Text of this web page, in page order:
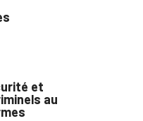
et
au